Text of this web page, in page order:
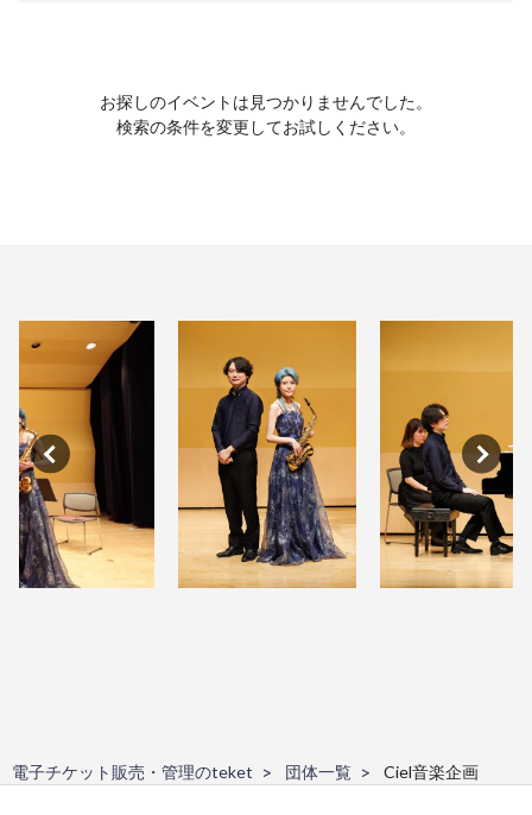
お探しのイベントは見つかりませんでした。
検索の条件を変更してお試しください。
電子チケット販売・管理のteket 団体一覧 Ciel音楽企画